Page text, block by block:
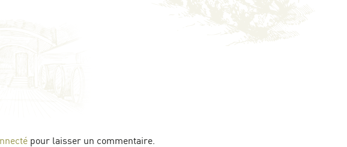
pour laisser un commentaire.